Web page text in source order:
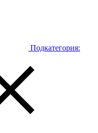
Подкатегория: